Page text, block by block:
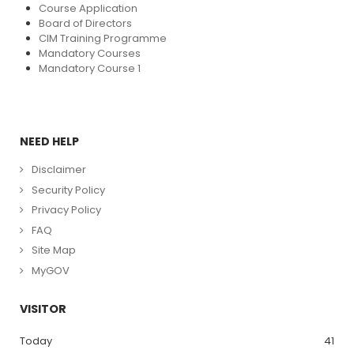
Course Application
Board of Directors
CIM Training Programme
Mandatory Courses
Mandatory Course 1
NEED HELP
Disclaimer
Security Policy
Privacy Policy
FAQ
Site Map
MyGOV
VISITOR
Today
41